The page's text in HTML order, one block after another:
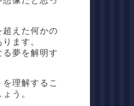
超えた何かの
ます。
夢を解明す
理解するこ
う。